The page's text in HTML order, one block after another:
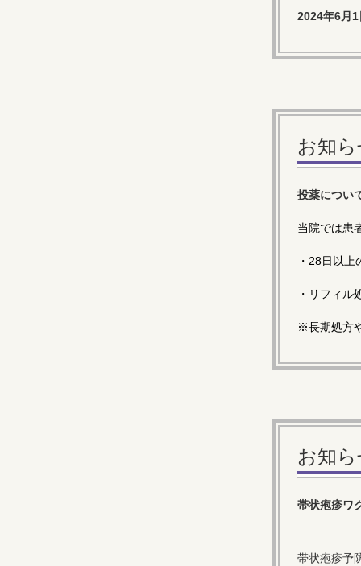
2024年6月
お知
投薬につい
当院では患
・28日以
・リフィ
※長期処方
お知
帯状疱疹ワ
帯状疱疹予